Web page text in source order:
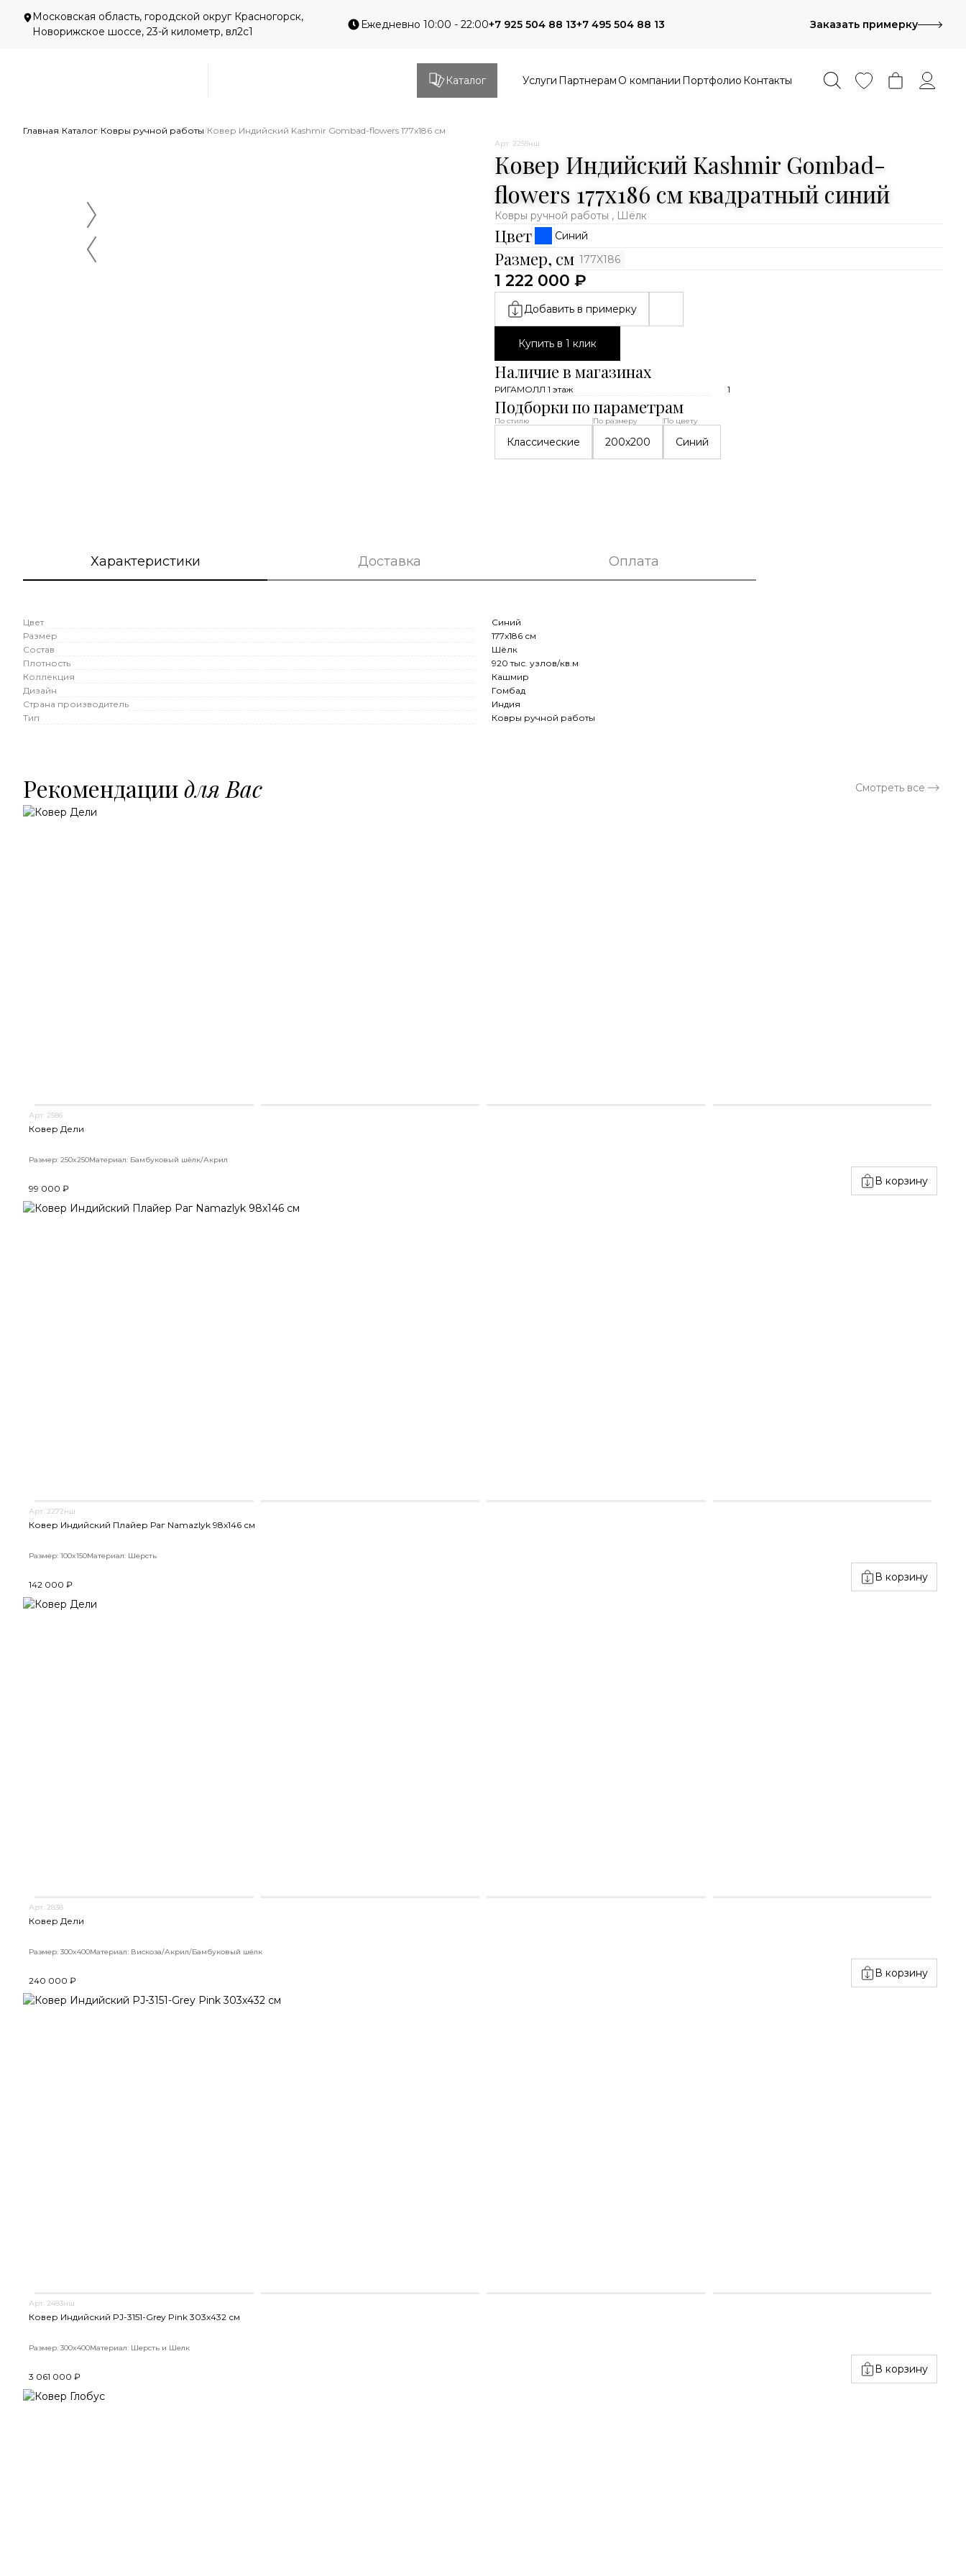
Московская область, городской округ Красногорск,
Новорижское шоссе, 23-й километр, вл2с1
Ежедневно 10:00 - 22:00+7 925 504 88 13+7 495 504 88 13 Заказать примерку
Каталог Услуги Партнерам О компании Портфолио Контакты
Главная/Каталог/Ковры ручной работы/Ковер Индийский Kashmir Gombad-flowers 177x186 см
Арт. 2259нш
Ковер Индийский Kashmir Gombad-
flowers 177x186 см квадратный синий
Ковры ручной работы , Шёлк
Цвет Синий
Размер, см 177X186
1 222 000 ₽
Добавить в примерку
Купить в 1 клик
Наличие в магазинах
РИГАМОЛЛ 1 этаж 1
Подборки по параметрам
По стилю
Классические
По размеру
200x200
По цвету
Синий
Характеристики Доставка Оплата
Цвет
Синий
Размер
177x186 см
Состав
Шёлк
Плотность
920 тыс. узлов/кв.м
Коллекция
Кашмир
Дизайн
Гомбад
Страна производитель
Индия
Тип
Ковры ручной работы
Рекомендациидля Вас Смотреть все
Арт. 2586
Ковер Дели
Размер: 250x250Материал: Бамбуковый шёлк/Акрил
99 000 ₽
В корзину
Арт. 2272нш
Ковер Индийский Плайер Раг Namazlyk 98x146 см
Размер: 100x150Материал: Шерсть
142 000 ₽
В корзину
Арт. 2838
Ковер Дели
Размер: 300x400Материал: Вискоза/Акрил/Бамбуковый шёлк
240 000 ₽
В корзину
Арт. 2483нш
Ковер Индийский PJ-3151-Grey Pink 303x432 см
Размер: 300x400Материал: Шерсть и Шелк
3 061 000 ₽
В корзину